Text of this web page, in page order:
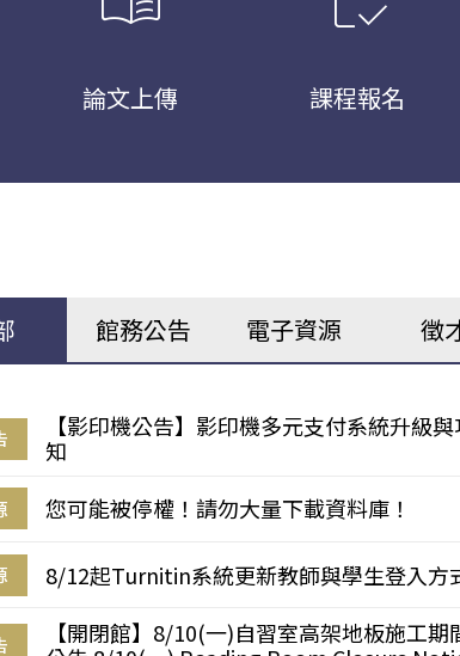
論文上傳 課程報名
館務公告 電子資源 徵
【影印機公告】影印機多元支付系統升級
知
您可能被停權！請勿大量下載資料庫！
8/12起Turnitin系統更新教師與學生登入方
【開閉館】8/10(一)自習室高架地板施工期